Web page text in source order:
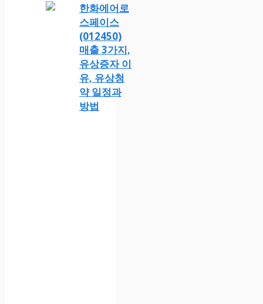
한화에어로
스페이스
(012450)
매출 3가지,
유상증자 이
유, 유상청
약 일정과
방법